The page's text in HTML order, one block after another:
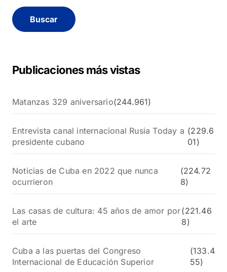
c
a
Publicaciones más vistas
Matanzas 329 aniversario(244.961)
Entrevista canal internacional Rusia Today a
presidente cubano
(229.6
01)
Noticias de Cuba en 2022 que nunca
ocurrieron
(224.72
8)
Las casas de cultura: 45 años de amor por
el arte
(221.46
8)
Cuba a las puertas del Congreso
Internacional de Educación Superior
(133.4
55)